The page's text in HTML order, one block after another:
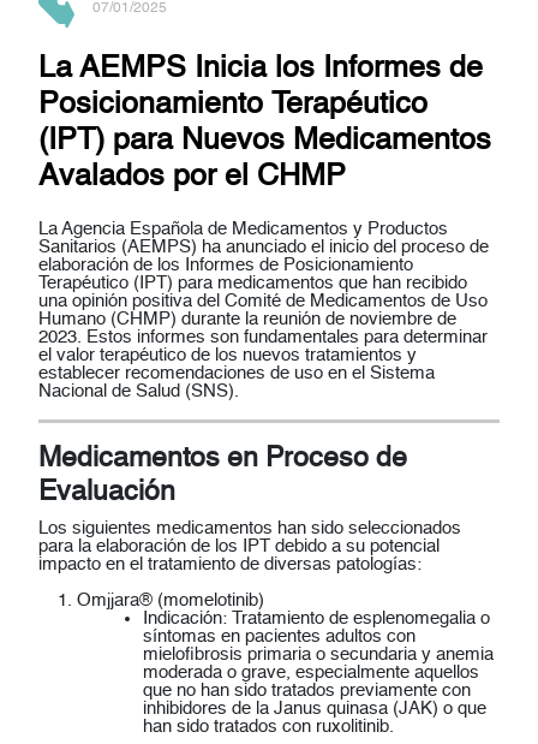
07/01/2025
La AEMPS Inicia los Informes de
Posicionamiento Terapéutico
(IPT) para Nuevos Medicamentos
Avalados por el CHMP
La Agencia Española de Medicamentos y Productos
Sanitarios (AEMPS) ha anunciado el inicio del proceso de
elaboración de los Informes de Posicionamiento
Terapéutico (IPT) para medicamentos que han recibido
una opinión positiva del Comité de Medicamentos de Uso
Humano (CHMP) durante la reunión de noviembre de
2023. Estos informes son fundamentales para determinar
el valor terapéutico de los nuevos tratamientos y
establecer recomendaciones de uso en el Sistema
Nacional de Salud (SNS).
Medicamentos en Proceso de
Evaluación
Los siguientes medicamentos han sido seleccionados
para la elaboración de los IPT debido a su potencial
impacto en el tratamiento de diversas patologías:
Omjjara® (momelotinib)
Indicación:Tratamiento de esplenomegalia o
síntomas en pacientes adultos con
mielofibrosis primaria o secundaria y anemia
moderada o grave, especialmente aquellos
que no han sido tratados previamente con
inhibidores de la Janus quinasa (JAK) o que
han sido tratados con ruxolitinib.